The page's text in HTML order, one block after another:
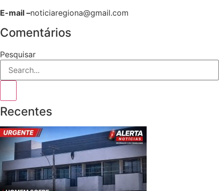
E-mail –noticiaregiona@gmail.com
Comentários
Pesquisar
Recentes